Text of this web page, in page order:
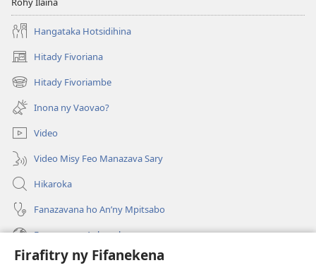
Firafitry ny Fifanekena
Hangataka Hotsidihina
Hitady Fivoriana
(manokatra
rohy) Hitady Fivoriambe
(manokatra
rohy) Inona ny Vaovao?
Video
Video Misy Feo Manazava Sary
Hikaroka
Fanazavana ho An’ny Mpitsabo
Fanazavana Ankapobeny
Fanampiana